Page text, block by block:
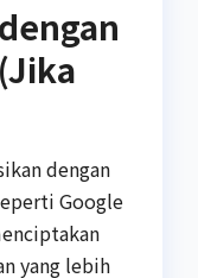
dengan
Google
yang lebih